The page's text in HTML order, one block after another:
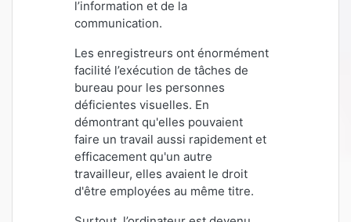
l’information et de la
communication.
Les enregistreurs ont énormément
facilité l’exécution de tâches de
bureau pour les personnes
déficientes visuelles. En
démontrant qu'elles pouvaient
faire un travail aussi rapidement et
efficacement qu'un autre
travailleur, elles avaient le droit
d'être employées au même titre.